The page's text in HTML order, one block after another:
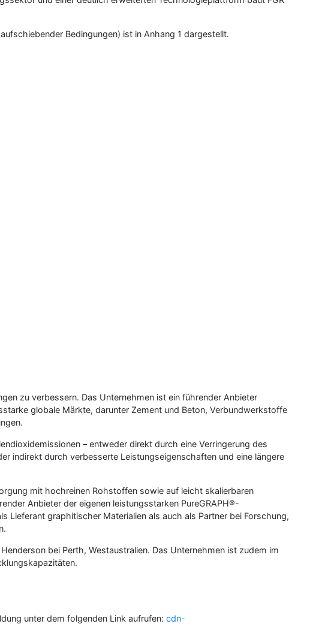
Bedingungen) ist in Anhang 1 dargestellt.
zu verbessern. Das Unternehmen ist ein führender Anbieter
globale Märkte, darunter Zement und Beton, Verbundwerkstoffe
– entweder direkt durch eine Verringerung des
indirekt durch verbesserte Leistungseigenschaften und eine längere
mit hochreinen Rohstoffen sowie auf leicht skalierbaren
Anbieter der eigenen leistungsstarken PureGRAPH®-
graphitischer Materialien als auch als Partner bei Forschung,
bei Perth, Westaustralien. Das Unternehmen ist zudem im
unter dem folgenden Link aufrufen: cdn-